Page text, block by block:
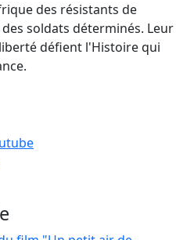
des résistants de
soldats déterminés. Leur
défient l'Histoire qui